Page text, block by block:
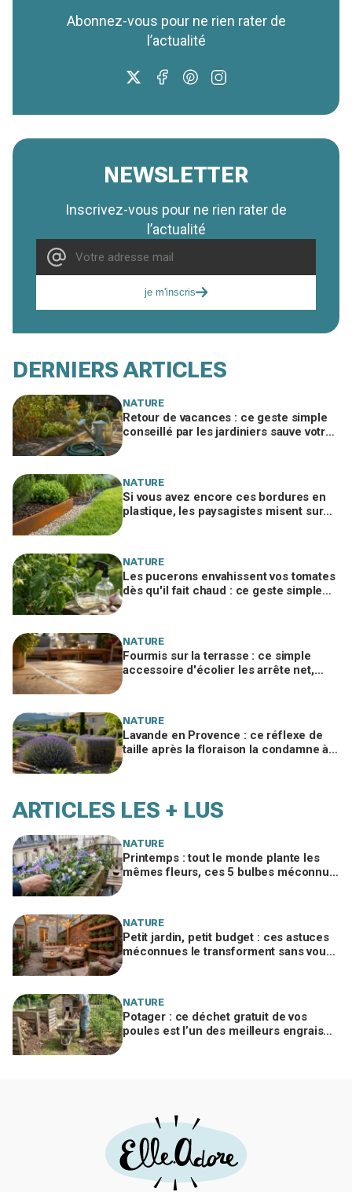
Abonnez-vous pour ne rien rater de
l’actualité
NEWSLETTER
Inscrivez-vous pour ne rien rater de
l’actualité
je m'inscris
DERNIERS ARTICLES
NATURE
Retour de vacances : ce geste simple
conseillé par les jardiniers sauve votre
NATURE
Si vous avez encore ces bordures en
plastique, les paysagistes misent sur
NATURE
Les pucerons envahissent vos tomates
dès qu'il fait chaud : ce geste simple
NATURE
Fourmis sur la terrasse : ce simple
accessoire d'écolier les arrête net,
NATURE
Lavande en Provence : ce réflexe de
taille après la floraison la condamne à
ARTICLES LES + LUS
NATURE
Printemps : tout le monde plante les
mêmes fleurs, ces 5 bulbes méconnus
NATURE
Petit jardin, petit budget : ces astuces
méconnues le transforment sans vous
NATURE
Potager : ce déchet gratuit de vos
poules est l’un des meilleurs engrais